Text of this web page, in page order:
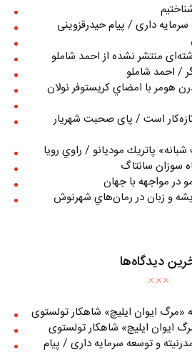
داری / پیام حیدرقزوینی
منتشر نشده از احمد شاملو
/ احمد شاملو
هومر با امضاي كريستوفر نولان
است / پای صحبت شهريار
پاتريك موديانو / راوي رويا
سوزان سانتاگ
در مواجهه با جهان
و زبان در رمان‌هاي شهرنوش
دیدگاه‌ها
«مرگ ايوان ايليچ» شاهکار تولستوی
ايوان ايليچ» شاهکار تولستوی
و توسعه سرمایه داری / پیام